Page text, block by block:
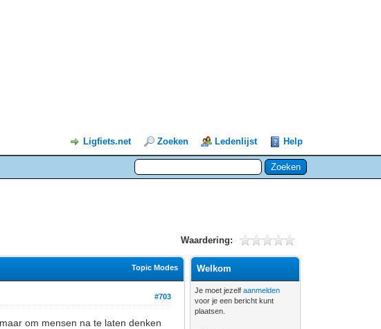
Ligfiets.net Zoeken Ledenlijst Help
Waardering:
Topic Modes
#703
om mensen na te laten denken
Welkom
Je moet jezelfaanmelden
voor je een bericht kunt
plaatsen.